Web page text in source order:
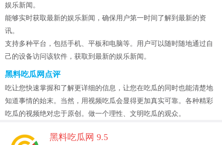
娱乐新闻。
能够实时获取最新的娱乐新闻，确保用户第一时间了解到最新的资
讯。
支持多种平台，包括手机、平板和电脑等。用户可以随时随地通过自
己的设备访问该软件，获取到最新的娱乐新闻。
黑料吃瓜网点评
吃让您快速掌握和了解更详细的信息，让您在吃瓜的同时也能清楚地
知道事情的始末。当然，用视频吃瓜会显得更加真实可靠。各种精彩
吃瓜的视频绝对忠于原创。做一个理性、文明吃瓜的观众。
黑料吃瓜网 9.5